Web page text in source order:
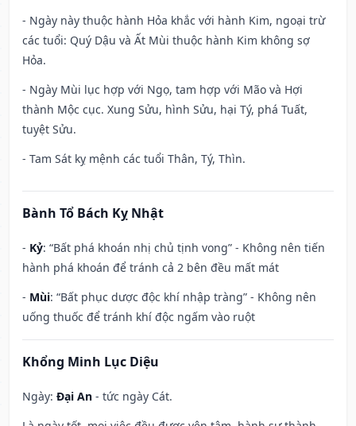
- Ngày này thuộc hành Hỏa khắc với hành Kim, ngoại trừ
các tuổi: Quý Dậu và Ất Mùi thuộc hành Kim không sợ
Hỏa.
- Ngày Mùi lục hợp với Ngọ, tam hợp với Mão và Hợi
thành Mộc cục. Xung Sửu, hình Sửu, hại Tý, phá Tuất,
tuyệt Sửu.
- Tam Sát kỵ mệnh các tuổi Thân, Tý, Thìn.
Bành Tổ Bách Kỵ Nhật
- Kỷ: “Bất phá khoán nhị chủ tịnh vong” - Không nên tiến
hành phá khoán để tránh cả 2 bên đều mất mát
- Mùi: “Bất phục dược độc khí nhập tràng” - Không nên
uống thuốc để tránh khí độc ngấm vào ruột
Khổng Minh Lục Diệu
Ngày: Đại An - tức ngày Cát.